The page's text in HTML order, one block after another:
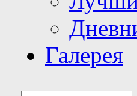
Галерея